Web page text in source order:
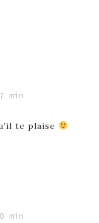
min
te plaise
min